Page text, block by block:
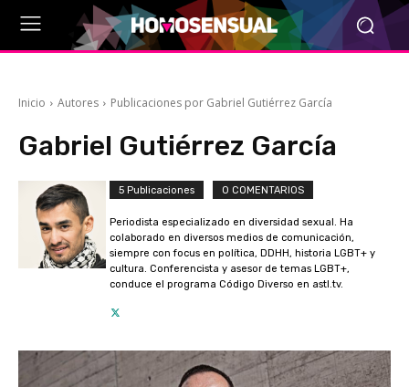
Inicio Autores Publicaciones por Gabriel Gutiérrez García
Gabriel Gutiérrez García
5 Publicaciones 0 COMENTARIOS
Periodista especializado en diversidad sexual. Ha
colaborado en diversos medios de comunicación,
siempre con focus en política, DDHH, historia LGBT+ y
cultura. Conferencista y asesor de temas LGBT+,
conduce el programa Código Diverso en astl.tv.